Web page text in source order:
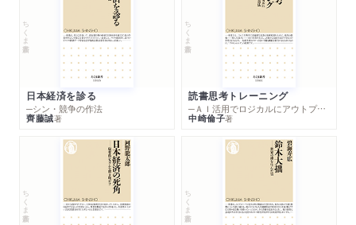
証言｢468万円分の食品廃棄｣のキツイ現実」
雑誌 2025/03/26
月刊Hanada（2025年5月号）に著者インタビューが掲載されま
した。「食品ロスの真実」
ラジオ2025/03/24
京都リビングエフエムに井出留美さんが出演しました。
ちくま新書
日本経済を診る
─シン・競争の作法
齊藤誠著
ちくま新書
読書思考トレーニング
─ＡＩ活用でロジカルにアウトプットする技法
中崎倫子著
ちくま新書 ちくま新書